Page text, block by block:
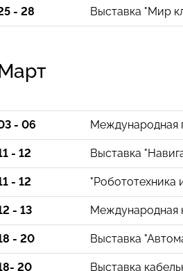
- 28 Выставка "Мир
- 06 Международная
- 12 Выставка
- 12 "Робототехника
- 13 Международная
- 20 Выставка
20 Выставка